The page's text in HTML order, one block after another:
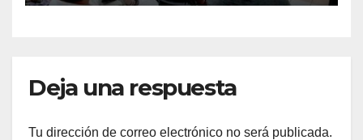
Deja una respuesta
Tu dirección de correo electrónico no será publicada.